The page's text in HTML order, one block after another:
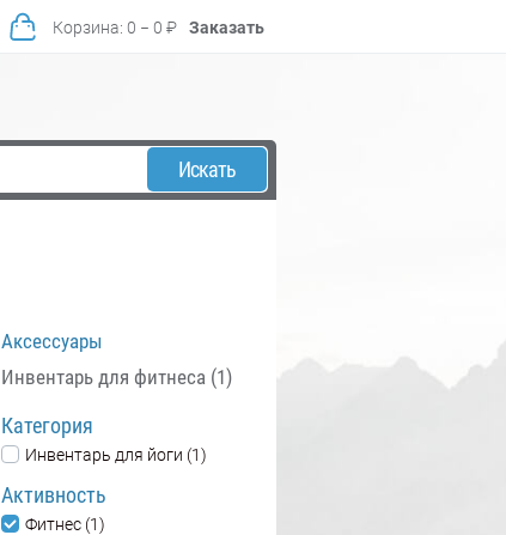
Корзина: 0 − 0 ₽ Заказать
Искать
Аксессуары
Инвентарь для фитнеса (1)
Категория
Инвентарь для йоги (1)
Активность
Фитнес (1)